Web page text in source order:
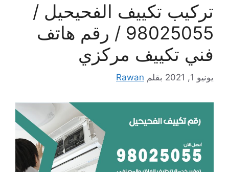
تركيب تكييف الفحيحيل /
98025055 / رقم هاتف
فني تكييف مركزي
يونيو 1, 2021 بقلم Rawan